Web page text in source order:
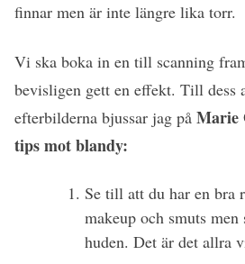
finnar men är inte längre lika torr.
Vi ska boka in en till scanning
bevisligen gett en effekt. Till dess
efterbilderna bjussar jag på Marie
tips mot blandy:
Se till att du har en bra
makeup och smuts
huden. Det är det allra